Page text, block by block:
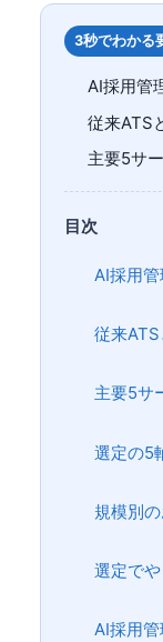
3秒でわかる
AI採用管
従来ATS
主要5サ
目次
AI採用
従来ATS
主要5サ
選定の5
規模別
選定で
AI採用